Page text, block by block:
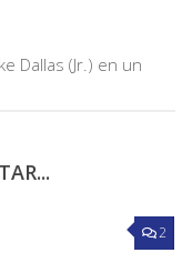
Dallas (Jr.) en un
2